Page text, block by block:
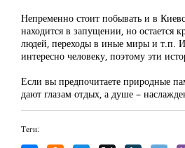
Непременно стоит побывать и в
находится в запущении, но остается
людей, переходы в иные миры и т.п. И
интересно человеку, поэтому эти
Если вы предпочитаете природные
дают глазам отдых, а душе –
Теги: